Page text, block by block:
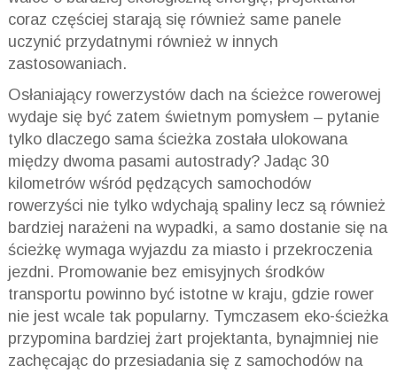
coraz częściej starają się również same panele
uczynić przydatnymi również w innych
zastosowaniach.
Osłaniający rowerzystów dach na ścieżce rowerowej
wydaje się być zatem świetnym pomysłem – pytanie
tylko dlaczego sama ścieżka została ulokowana
między dwoma pasami autostrady? Jadąc 30
kilometrów wśród pędzących samochodów
rowerzyści nie tylko wdychają spaliny lecz są również
bardziej narażeni na wypadki, a samo dostanie się na
ścieżkę wymaga wyjazdu za miasto i przekroczenia
jezdni. Promowanie bez emisyjnych środków
transportu powinno być istotne w kraju, gdzie rower
nie jest wcale tak popularny. Tymczasem eko-ścieżka
przypomina bardziej żart projektanta, bynajmniej nie
zachęcając do przesiadania się z samochodów na